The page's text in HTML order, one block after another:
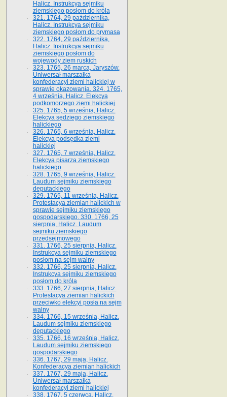
Halicz. Instrukcya sejmiku
ziemskiego posłom do króla
321. 1764, 29 października,
Halicz. Instrukcya sejmiku
ziemskiego posłom do prymasa
322. 1764, 29 października,
Halicz. Instrukcya sejmiku
ziemskiego posłom do
wojewody ziem ruskich
323. 1765, 26 marca, Jaryszów.
Uniwersał marszałka
konfederacyi ziemi halickiej w
sprawie okazowania. 324. 1765,
4 września, Halicz. Elekcya
podkomorzego ziemi halickiej
325. 1765, 5 września, Halicz.
Elekcya sędziego ziemskiego
halickiego
326. 1765, 6 września, Halicz.
Elekcya podsędka ziemi
halickiej
327. 1765, 7 września, Halicz.
Elekcya pisarza ziemskiego
halickiego
328. 1765, 9 września, Halicz.
Laudum sejmiku ziemskiego
deputackiego
329. 1765, 11 września, Halicz.
Protestacya ziemian halickich w
sprawie sejmiku ziemskiego
gospodarskiego. 330. 1766, 25
sierpnia, Halicz. Laudum
sejmiku ziemskiego
przedsejmowego
331. 1766, 25 sierpnia, Halicz.
Instrukcya sejmiku ziemskiego
posłom na sejm walny
332. 1766, 25 sierpnia, Halicz.
Instrukcya sejmiku ziemskiego
posłom do króla
333. 1766, 27 sierpnia, Halicz.
Protestacya ziemian halickich
przeciwko elekcyi posła na sejm
walny
334. 1766, 15 września, Halicz.
Laudum sejmiku ziemskiego
deputackiego
335. 1766, 16 września, Halicz.
Laudum sejmiku ziemskiego
gospodarskiego
336. 1767, 29 maja, Halicz.
Konfederacya ziemian halickich
337. 1767, 29 maja, Halicz.
Uniwersał marszałka
konfederacyi ziemi halickiej
338. 1767, 5 czerwca, Halicz.